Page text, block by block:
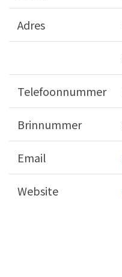
Adres
Telefoonnummer
Brinnummer
Email
Website